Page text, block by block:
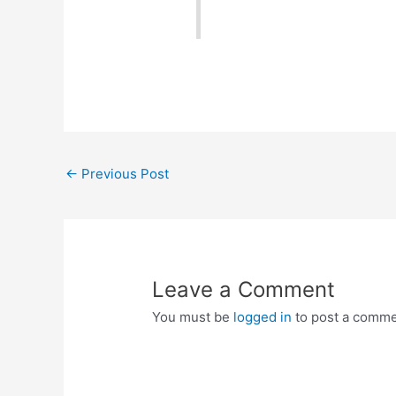
Post
← Previous Post
Leave a Comment
You must be logged in to post a